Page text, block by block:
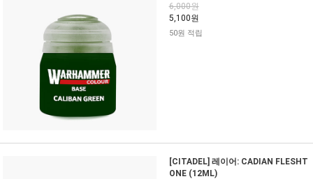
6,000원
5,100원
50원 적립
[CITADEL] 레이어: CADIAN FLESHT
ONE (12ML)